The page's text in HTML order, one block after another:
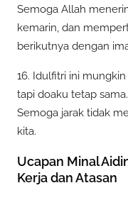
Semoga Allah
kemarin, dan
berikutnya dengan
16. Idulfitri ini
tapi doaku tetap
Semoga jarak tidak
kita.
Ucapan Minal
Kerja dan Atasan